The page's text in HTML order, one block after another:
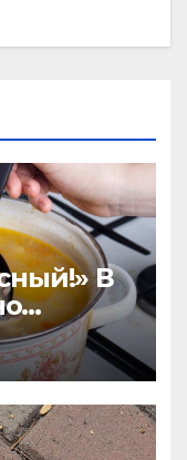
В
её